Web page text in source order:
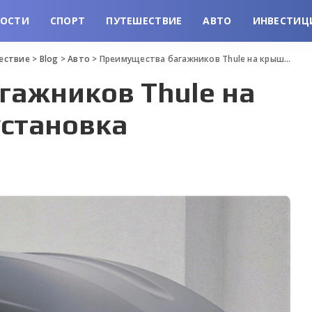
СПОРТ ПУТЕШЕСТВИЕ АВТО
> Blog >Авто > Преимущества багажников Thule на крышу авто и их установка
Thule на